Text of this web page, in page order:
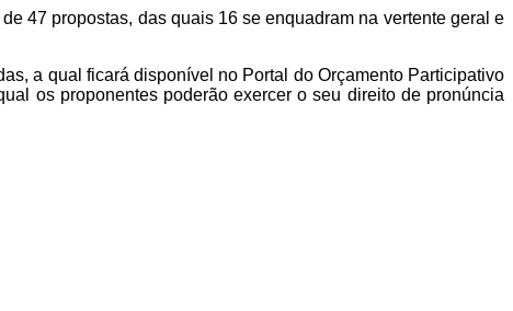
47 propostas, das quais 16 se enquadram na vertente geral e
a qual ficará disponível no Portal do Orçamento Participativo
os proponentes poderão exercer o seu direito de pronúncia